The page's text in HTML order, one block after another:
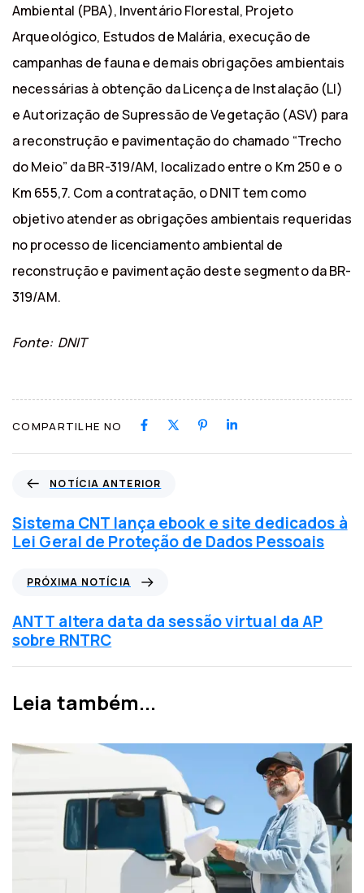
Ambiental (PBA), Inventário Florestal, Projeto
Arqueológico, Estudos de Malária, execução de
campanhas de fauna e demais obrigações ambientais
necessárias à obtenção da Licença de Instalação (LI)
e Autorização de Supressão de Vegetação (ASV) para
a reconstrução e pavimentação do chamado “Trecho
do Meio” da BR-319/AM, localizado entre o Km 250 e o
Km 655,7. Com a contratação, o DNIT tem como
objetivo atender as obrigações ambientais requeridas
no processo de licenciamento ambiental de
reconstrução e pavimentação deste segmento da BR-
319/AM.
Fonte: DNIT
COMPARTILHE NO
t
í
c
n
t
e
i
r
NOTÍCIA ANTERIOR
Sistema CNT lança ebook e site dedicados à
Lei Geral de Proteção de Dados Pessoais
ó
x
i
m
n
t
i
PRÓXIMA NOTÍCIA
ANTT altera data da sessão virtual da AP
sobre RNTRC
Leia também...